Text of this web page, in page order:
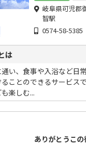
岐阜県可児郡
智駅
0574-58-5385
は
い、食事や入浴など日
ことのできるサービス
楽しむ...
ありがとうこ